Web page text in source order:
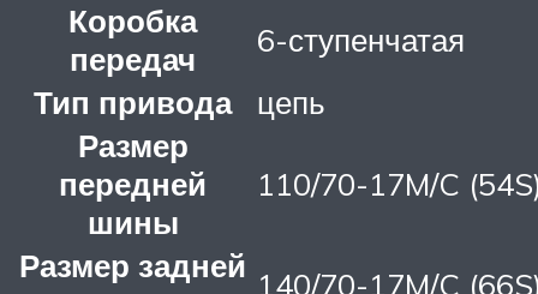
Коробка
передач
6-ступенчатая
Тип привода
цепь
Размер
передней
шины
110/70-17M/C
Размер задней 140/70-17M/C